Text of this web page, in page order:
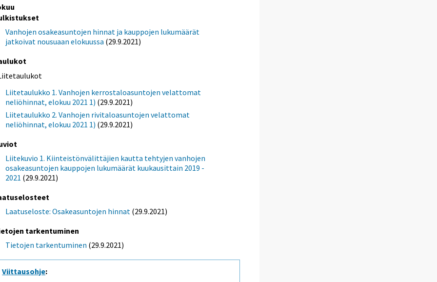
Vanhojen osakeasuntojen hinnat ja kauppojen lukumäärät
jatkoivat nousuaan elokuussa (29.9.2021)
Liitetaulukko 1. Vanhojen kerrostaloasuntojen velattomat
neliöhinnat, elokuu 2021 1) (29.9.2021)
Liitetaulukko 2. Vanhojen rivitaloasuntojen velattomat
neliöhinnat, elokuu 2021 1) (29.9.2021)
Liitekuvio 1. Kiinteistönvälittäjien kautta tehtyjen vanhojen
osakeasuntojen kauppojen lukumäärät kuukausittain 2019 -
2021 (29.9.2021)
Laatuseloste: Osakeasuntojen hinnat (29.9.2021)
tarkentuminen
Tietojen tarkentuminen (29.9.2021)
Viittausohje: